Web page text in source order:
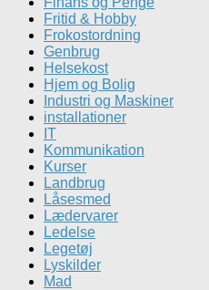
Fritid & Hobby
Frokostordning
Genbrug
Helsekost
Hjem og Bolig
Industri og Maskiner
installationer
IT
Kommunikation
Kurser
Landbrug
Låsesmed
Lædervarer
Ledelse
Legetøj
Lyskilder
Mad